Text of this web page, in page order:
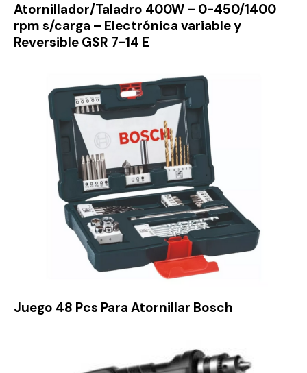
Atornillador/Taladro 400W – 0-450/1400
rpm s/carga – Electrónica variable y
Reversible GSR 7-14 E
Juego 48 Pcs Para Atornillar Bosch